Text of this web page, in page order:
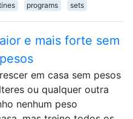
programs sets
e mais forte sem
em casa sem pesos
ou qualquer outra
nenhum peso